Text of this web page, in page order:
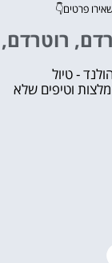
פרטים👇
רוטרדם,
- טיול
וטיפים שלא